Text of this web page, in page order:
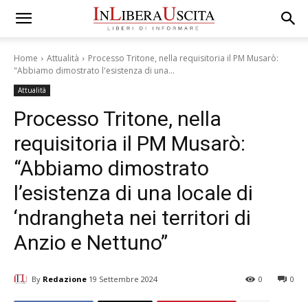
Home Attualità
Processo Tritone, nella requisitoria il PM Musarò:
"Abbiamo dimostrato l'esistenza di una...
Attualità
Processo Tritone, nella
requisitoria il PM Musarò:
“Abbiamo dimostrato
l’esistenza di una locale di
‘ndrangheta nei territori di
Anzio e Nettuno”
By Redazione 19 Settembre 2024 0
0